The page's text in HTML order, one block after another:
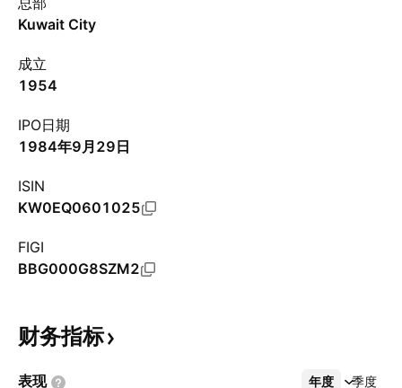
Kuwait City
成立
1954
IPO日期
1984年9月29日
ISIN
KW0EQ0601025
FIGI
BBG000G8SZM2
财务指标
表现 年度 季度
更多